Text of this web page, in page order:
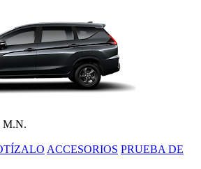
M.N.
ACCESORIOS PRUEBA DE